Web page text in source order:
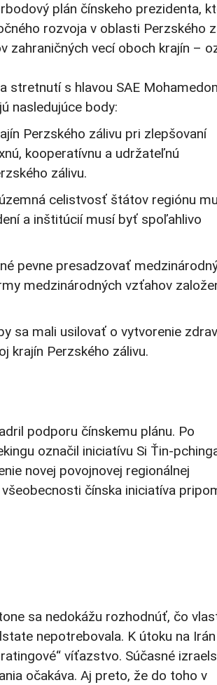
plán čínskeho prezidenta,
rozvoja v oblasti Perzského
vecí oboch krajín –
stretnutí s hlavou SAE
nasledujúce body:
Perzského zálivu pri zlepšovaní
kooperatívnu a udržateľnú
zálivu.
celistvosť štátov regiónu
a inštitúcií musí byť spoľahlivo
pevne presadzovať
medzinárodných vzťahov
sa mali usilovať o vytvorenie
krajín Perzského zálivu.
podporu čínskemu plánu. Po
označil iniciatívu Si Ťin-
novej povojnovej regionálnej
čínska iniciatíva
sa nedokážu rozhodnúť, čo
nepotrebovala. K útoku na Irán
víťazstvo. Súčasné
očakáva. Aj preto, že do toho v